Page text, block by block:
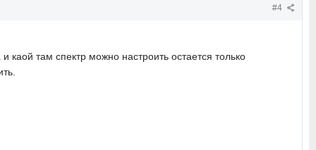
#4
там спектр можно настроить остается только